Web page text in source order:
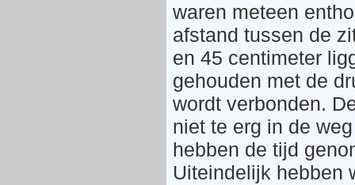
waren meteen
afstand tussen de
en 45 centimeter
gehouden met de
wordt verbonden.
niet te erg in de
hebben de tijd
Uiteindelijk hebben